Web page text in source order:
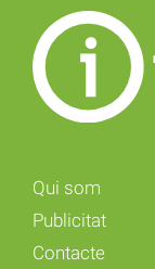
Qui som
Publicitat
Contacte